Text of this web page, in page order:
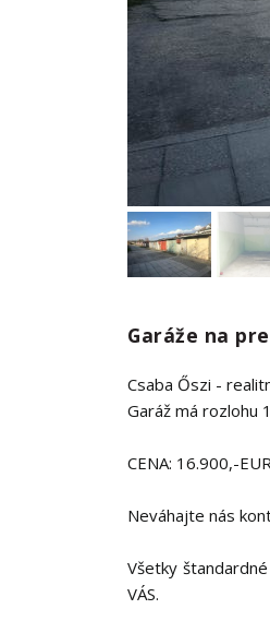
Garáže na
Csaba Őszi -
Garáž má rozlohu
CENA: 16.900,-
Neváhajte nás
Všetky
VÁS.